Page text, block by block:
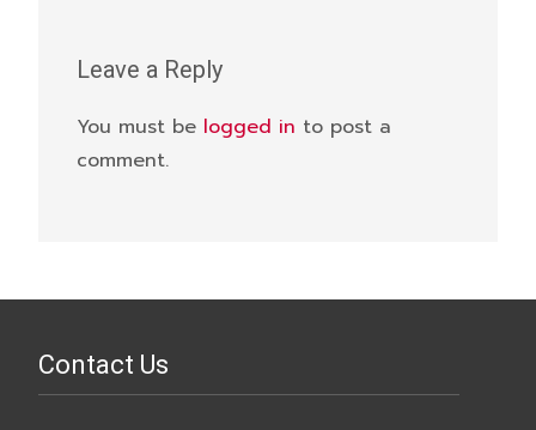
Leave a Reply
You must be logged in to post a
comment.
Contact Us